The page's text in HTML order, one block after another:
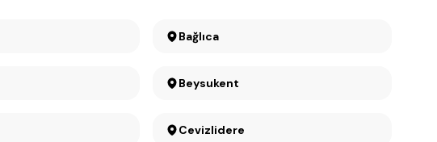
Bağlıca
Beysukent
Cevizlidere